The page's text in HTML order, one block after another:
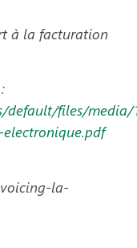
à la facturation
files/
la-